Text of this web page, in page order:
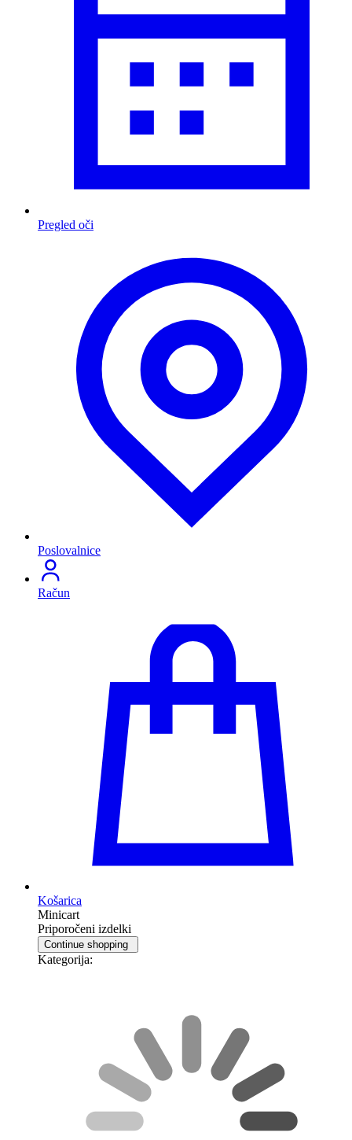
Pregled oči
Poslovalnice
Račun
Košarica
Minicart
Priporočeni izdelki
Continue shopping
Kategorija: